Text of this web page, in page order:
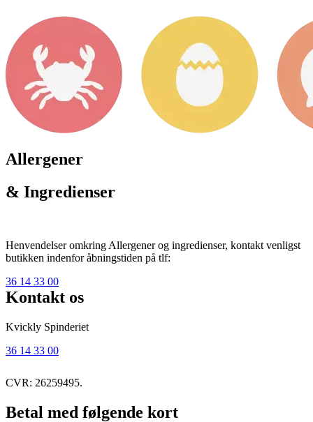
Allergener
& Ingredienser
Henvendelser omkring Allergener og ingredienser, kontakt venligst
butikken indenfor åbningstiden på tlf:
36 14 33 00
Kontakt os
Kvickly Spinderiet
36 14 33 00
CVR: 26259495.
Betal med følgende kort